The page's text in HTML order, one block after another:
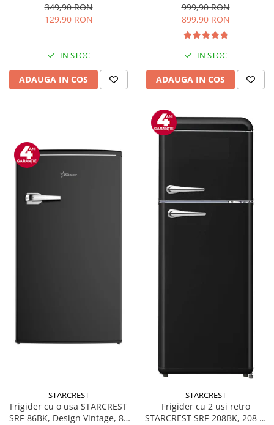
taiere, Negru
349,90 RON
129,90 RON
IN STOC
ADAUGA IN COS
83.2 cm, Negru
999,90 RON
899,90 RON
IN STOC
ADAUGA IN COS
STARCREST
Frigider cu o usa STARCREST
SRF-86BK, Design Vintage, 85
STARCREST
Frigider cu 2 usi retro
STARCREST SRF-208BK, 208 L,